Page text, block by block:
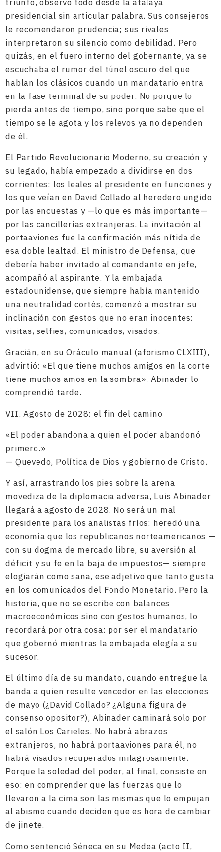
triunfo, observó todo desde la atalaya
presidencial sin articular palabra. Sus consejeros
le recomendaron prudencia; sus rivales
interpretaron su silencio como debilidad. Pero
quizás, en el fuero interno del gobernante, ya se
escuchaba el rumor del túnel oscuro del que
hablan los clásicos cuando un mandatario entra
en la fase terminal de su poder. No porque lo
pierda antes de tiempo, sino porque sabe que el
tiempo se le agota y los relevos ya no dependen
de él.
El Partido Revolucionario Moderno, su creación y
su legado, había empezado a dividirse en dos
corrientes: los leales al presidente en funciones y
los que veían en David Collado al heredero ungido
por las encuestas y —lo que es más importante—
por las cancillerías extranjeras. La invitación al
portaaviones fue la confirmación más nítida de
esa doble lealtad. El ministro de Defensa, que
debería haber invitado al comandante en jefe,
acompañó al aspirante. Y la embajada
estadounidense, que siempre había mantenido
una neutralidad cortés, comenzó a mostrar su
inclinación con gestos que no eran inocentes:
visitas, selfies, comunicados, visados.
Gracián, en su Oráculo manual (aforismo CLXIII),
advirtió: «El que tiene muchos amigos en la corte
tiene muchos amos en la sombra». Abinader lo
comprendió tarde.
VII. Agosto de 2028: el fin del camino
«El poder abandona a quien el poder abandonó
primero.»
— Quevedo, Política de Dios y gobierno de Cristo.
Y así, arrastrando los pies sobre la arena
movediza de la diplomacia adversa, Luis Abinader
llegará a agosto de 2028. No será un mal
presidente para los analistas fríos: heredó una
economía que los republicanos norteamericanos —
con su dogma de mercado libre, su aversión al
déficit y su fe en la baja de impuestos— siempre
elogiarán como sana, ese adjetivo que tanto gusta
en los comunicados del Fondo Monetario. Pero la
historia, que no se escribe con balances
macroeconómicos sino con gestos humanos, lo
recordará por otra cosa: por ser el mandatario
que gobernó mientras la embajada elegía a su
sucesor.
El último día de su mandato, cuando entregue la
banda a quien resulte vencedor en las elecciones
de mayo (¿David Collado? ¿Alguna figura de
consenso opositor?), Abinader caminará solo por
el salón Los Carieles. No habrá abrazos
extranjeros, no habrá portaaviones para él, no
habrá visados recuperados milagrosamente.
Porque la soledad del poder, al final, consiste en
eso: en comprender que las fuerzas que lo
llevaron a la cima son las mismas que lo empujan
al abismo cuando deciden que es hora de cambiar
de jinete.
Como sentenció Séneca en su Medea (acto II,